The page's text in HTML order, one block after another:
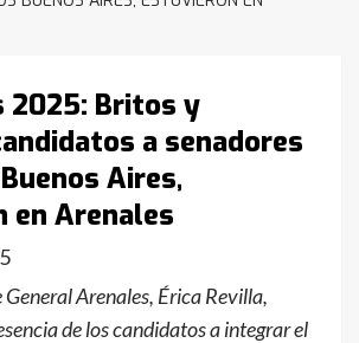
2025: Britos y
a senadores
Aires,
en Arenales
Arenales, Érica Revilla,
de los candidatos a integrar el